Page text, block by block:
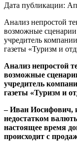
Дата публикации:
Анализ непростой
возможные
учредитель
газеты «Туризм и
Анализ непростой
возможные
учредитель
газеты «Туризм и
– Иван Иосифович,
недостатком
настоящее время
происходит с